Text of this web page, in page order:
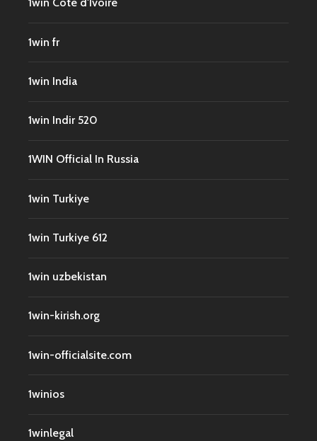
1win Côte d'Ivoire
1win fr
1win India
1win Indir 520
1WIN Official In Russia
1win Turkiye
1win Turkiye 612
1win uzbekistan
1win-kirish.org
1win-officialsite.com
1winios
1winlegal